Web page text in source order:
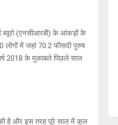
ब्यूरो (एनसीआरबी) के आंकड़ों के
लोगों में जहां 70.2 फीसदी पुरुष
2018 के मुकाबले पिछले साल
है और इस तरह पूरे साल में कुल